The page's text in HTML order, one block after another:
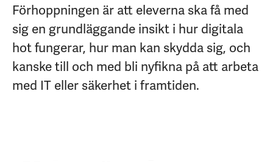
Förhoppningen är att eleverna ska få med
sig en grundläggande insikt i hur digitala
hot fungerar, hur man kan skydda sig, och
kanske till och med bli nyfikna på att arbeta
med IT eller säkerhet i framtiden.